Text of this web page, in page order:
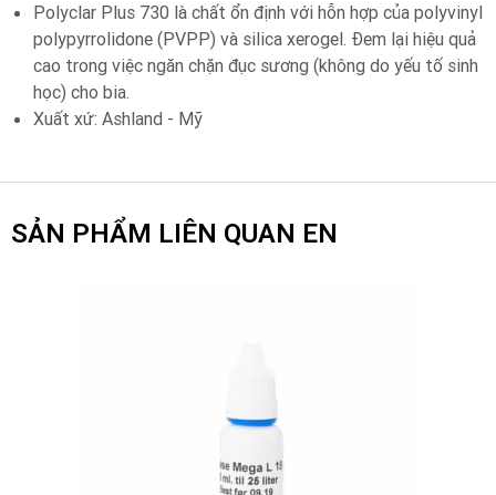
Polyclar Plus 730 là chất ổn định với hỗn hợp của polyvinyl
polypyrrolidone (PVPP) và silica xerogel. Đem lại hiệu quả
cao trong việc ngăn chặn đục sương (không do yếu tố sinh
học) cho bia.
Xuất xứ: Ashland - Mỹ
SẢN PHẨM LIÊN QUAN EN